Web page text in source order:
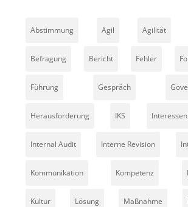
Abstimmung Agil Agilität
Befragung Bericht Fehler
Führung Gespräch
Herausforderung IKS
Internal Audit Interne Revision
Kommunikation Kompetenz
Kultur Lösung Maßnahme